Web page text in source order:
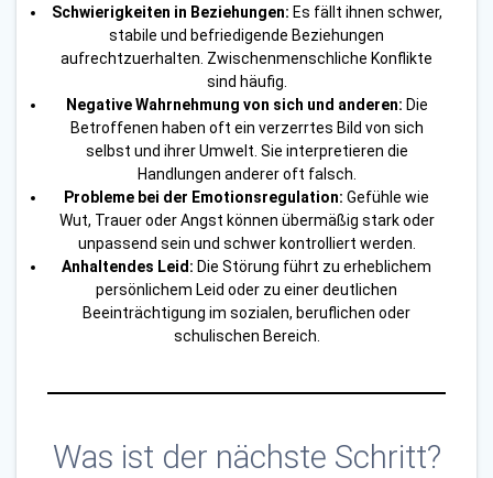
Schwierigkeiten in Beziehungen: Es fällt ihnen schwer,
stabile und befriedigende Beziehungen
aufrechtzuerhalten. Zwischenmenschliche Konflikte
sind häufig.
Negative Wahrnehmung von sich und anderen: Die
Betroffenen haben oft ein verzerrtes Bild von sich
selbst und ihrer Umwelt. Sie interpretieren die
Handlungen anderer oft falsch.
Probleme bei der Emotionsregulation: Gefühle wie
Wut, Trauer oder Angst können übermäßig stark oder
unpassend sein und schwer kontrolliert werden.
Anhaltendes Leid: Die Störung führt zu erheblichem
persönlichem Leid oder zu einer deutlichen
Beeinträchtigung im sozialen, beruflichen oder
schulischen Bereich.
Was ist der nächste Schritt?